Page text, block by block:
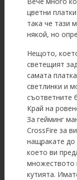
цветни
така че тази
някой, но
Нещото,
светещият
самата
светлинки и
съответните
Край на
За гейминг
CrossFire за
нащракате до
което ви
множеството
кутията.